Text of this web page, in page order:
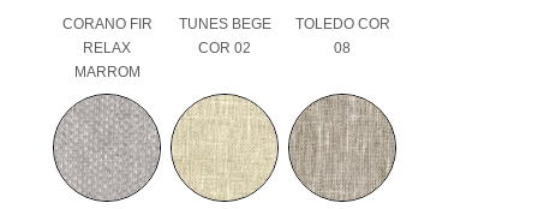
CORANO FIR
RELAX
MARROM
TUNES BEGE
COR 02
TOLEDO COR
08